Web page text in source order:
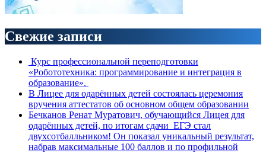
Свежие записи
Курс профессиональной переподготовки
«Робототехника: программирование и интеграция в
образование».
В Лицее для одарённых детей состоялась церемония
вручения аттестатов об основном общем образовании
Бечканов Ренат Муратович, обучающийся Лицея для
одарённых детей, по итогам сдачи ЕГЭ стал
двухсотбалльником! Он показал уникальный результат,
набрав максимальные 100 баллов и по профильной